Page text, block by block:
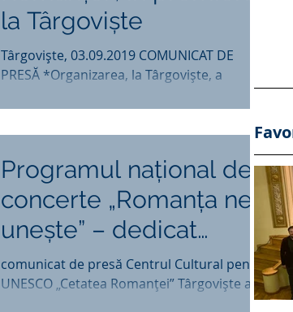
la Târgoviște
Târgoviște, 03.09.2019 COMUNICAT DE
PRESĂ *Organizarea, la Târgoviște, a
Programului Național...
Programul naţional de
concerte „Romanţa ne
uneşte” – dedicat
celebrării Centenarului
Marii Uniri de
comunicat de presă Centrul Cultural pentru
UNESCO „Cetatea Romanţei” Târgovişte a